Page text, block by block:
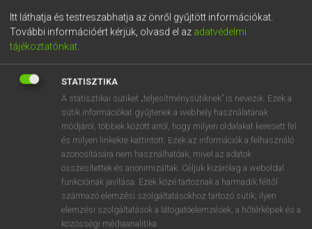
Díjmentes angol szótár
abstract mn elvont
absztrakt
fn
(rövid) (tartalmi) kivonat
absztrakt
rezümé
összefoglalás
ige
elvon
eltulajdonít
Itt láthatja és testreszabhatja az önről gyűjtött információkat.
További információért kérjük, olvasd el az adatvédelmi
tájékoztatónkat.
STATISZTIKA
A statisztikai sütiket „teljesítménysütiknek” is nevezik. Ezek a
sütik információkat gyűjtenek a webhely használatának
módjáról, többek között arról, hogy milyen oldalakat keresett fel
és milyen linkekre kattintott. Ezek az információk a felhasználó
azonosítására nem használhatóak, mivel az adatok
összesítettek és anonimizáltak. Céljuk kizárólag a weboldal
funkcióinak javítása. Ezek közé tartoznak a harmadik féltől
származó elemzési szolgáltatásokhoz tartozó sütik; ilyen
elemzési szolgáltatások a látogatóelemzések, a hőtérképek és a
közösségi médiaanalitika.
5 6 7 8 9 ö ü ó
t z
j k
n m , . - AltGr